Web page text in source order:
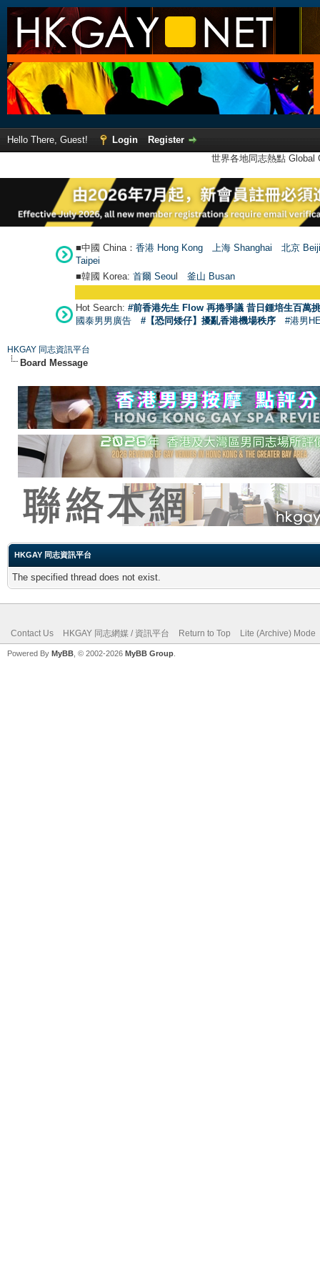
Hello There, Guest! Login
Register
世界各地同志熱點
■中國 China： 香港 Hong Kong 上海 Shanghai
北京
Taipei
■韓國 Korea: 首爾 Seoul 釜山 Busan
Hot Search: #前香港先生 Flow 再捲爭議 昔日鍾培生百萬
國泰男男廣告
#【恐同矮仔】擾亂香港機場秩序 #港男
HKGAY 同志資訊平台
Board Message
HKGAY 同志資訊平台
The specified thread does not exist.
Contact Us HKGAY 同志網媒 / 資訊平台 Return to Top Lite (Archive) Mode
Powered By MyBB , © 2002-2026 MyBB Group